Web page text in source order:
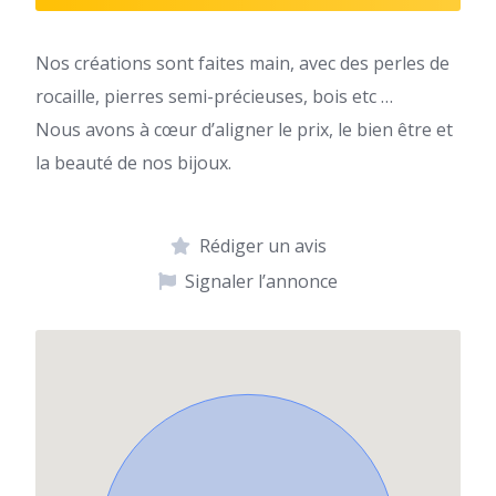
Nos créations sont faites main, avec des perles de
rocaille, pierres semi-précieuses, bois etc …
Nous avons à cœur d’aligner le prix, le bien être et
la beauté de nos bijoux.
Rédiger un avis
Signaler l’annonce